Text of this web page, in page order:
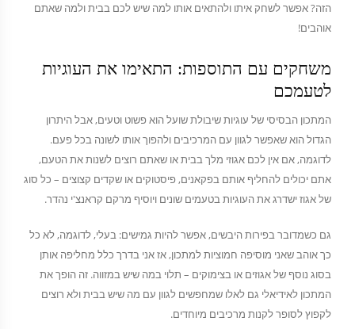
הזה? אפשר לשחק איתו ולהתאים אותו למה שיש לכם בבית ולמה שאתם
אוהבים!
משחקים עם התוספות: התאימו את העוגיות
לטעמכם
המתכון הבסיסי של עוגיות שיבולת שועל הוא פשוט וטעים, אבל היתרון
הגדול הוא שאפשר לגוון עם המרכיבים ולהפוך אותו לשונה בכל פעם.
לדוגמה, אם אין לכם אגוזי מלך בבית או שאתם רוצים לשנות את הטעם,
אתם יכולים להחליף אותם בפקאנים, פיסטוקים או שקדים קצוצים – כל סוג
של אגוז ישדרג את העוגיות בטעמים שונים ויוסיף מרקם קראנצ'י נהדר.
גם כשמדובר בפירות היבשים, אפשר להיות גמישים: בעלי, לדוגמה, לא כל
כך אוהב שאני מוסיפה חמוציות למתכון, אז אני בדרך כלל מחליפה אותן
בסוג נוסף של אגוזים או בצימוקים – תלוי במה שיש במזווה. זה הופך את
המתכון לאידיאלי גם לאלו שמחפשים לגוון עם מה שיש בבית ולא רוצים
לקפוץ לסופר לקנות מרכיבים מיוחדים.